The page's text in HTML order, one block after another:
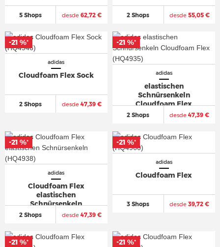
5 Shops desde62,72 € 2 Shops desde55,05 €
adidas
Cloudfoam Flex Sock
2 Shops desde47,39 €
-21 %*
adidas
elastischen
Schnürsenkeln
Cloudfoam Flex
2 Shops desde 47,39 €
-21 %*
adidas
Cloudfoam Flex
elastischen
Schnürsenkeln
2 Shops desde47,39 €
-21 %*
adidas
Cloudfoam Flex
3 Shops desde 39,72 €
-21 %*
-21 %* -21 %*